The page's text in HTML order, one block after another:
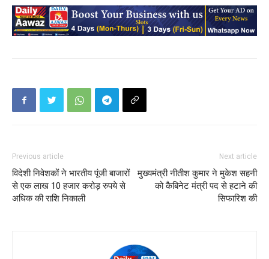
Previous article
विदेशी निवेशकों ने भारतीय पूंजी बाजारों
से एक लाख 10 हजार करोड़ रुपये से
अधिक की राशि निकाली
Next article
मुख्‍यमंत्री नीतीश कुमार ने मुकेश सहनी
को कैबिनेट मंत्री पद से हटाने की
सिफारिश की